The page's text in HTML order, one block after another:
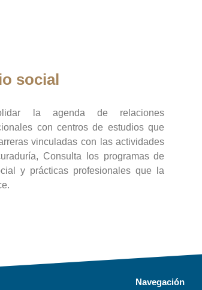
social
la agenda de relaciones
con centros de estudios que
vinculadas con las actividades
Consulta los programas de
y prácticas profesionales que la
Navegación